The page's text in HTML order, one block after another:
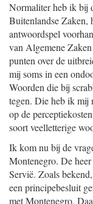
Normaliter heb ik bij
Buitenlandse Zaken,
antwoordspel
van Algemene
punten over de
mij soms in een
Woorden die bij
tegen. Die heb ik mij
op de
soort veelletterige
Ik kom nu bij de
Montenegro. De
Servië. Zoals
een principebesluit
met Montenegro.